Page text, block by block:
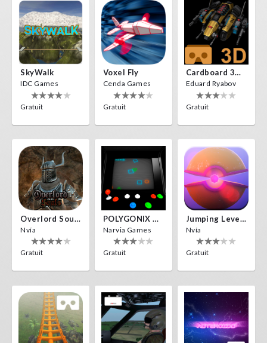
SkyWalk
IDC Games
Gratuit
Voxel Fly
Cenda Games
Gratuit
Cardboard 3D VR Space FPS Game
Eduard Ryabov
Gratuit
Overlord Souls
Nvía
Gratuit
POLYGONIX VR
Narvia Games
Gratuit
Jumping Levels
Nvía
Gratuit